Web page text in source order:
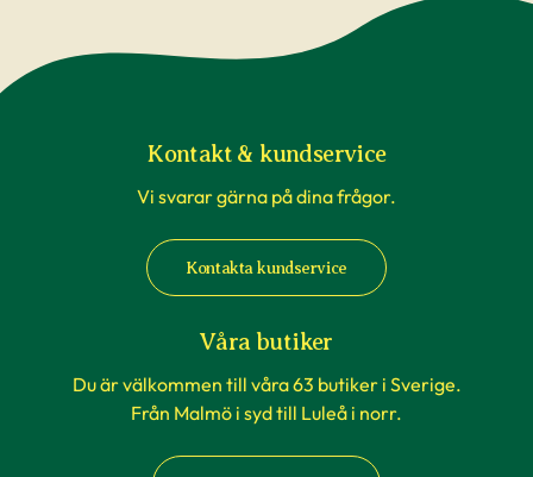
Kontakt & kundservice
Vi svarar gärna på dina frågor.
Kontakta kundservice
Våra butiker
Du är välkommen till våra 63 butiker i Sverige.
Från Malmö i syd till Luleå i norr.